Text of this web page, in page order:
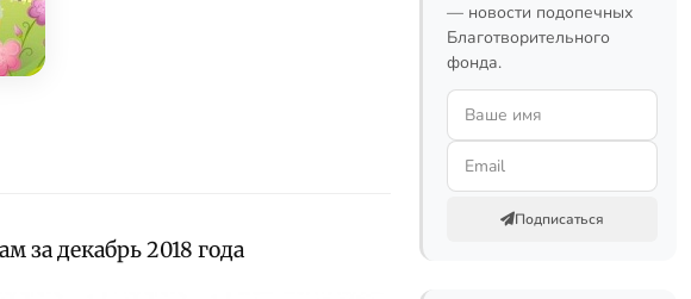
за декабрь 2018 года
— новости подопечных
Благотворительного
фонда.
Подписаться